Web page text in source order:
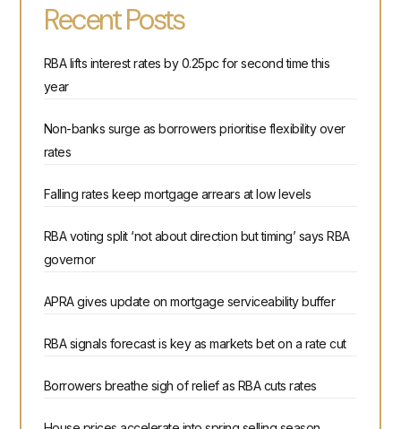
Recent Posts
RBA lifts interest rates by 0.25pc for second time this
year
Non-banks surge as borrowers prioritise flexibility over
rates
Falling rates keep mortgage arrears at low levels
RBA voting split ‘not about direction but timing’ says RBA
governor
APRA gives update on mortgage serviceability buffer
RBA signals forecast is key as markets bet on a rate cut
Borrowers breathe sigh of relief as RBA cuts rates